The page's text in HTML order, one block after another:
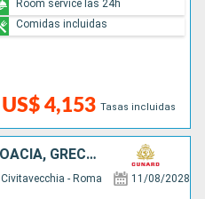
US$ 4,153 Tasas incluidas
Room service las 24h
Comidas incluidas
MALTA, MONTENEGRO, CROACIA, GRECIA, ESPAÑA, FRANCIA, ITALIA
Civitavecchia - Roma 11/08/2028